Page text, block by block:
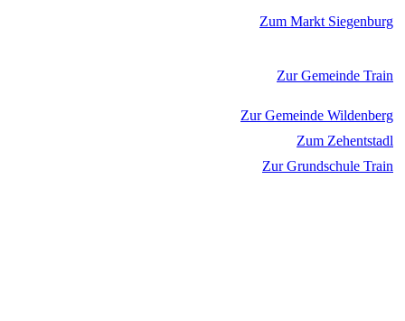
Zum Markt Siegenburg
Zur Gemeinde Train
Zur Gemeinde Wildenberg
Zum Zehentstadl
Zur Grundschule Train